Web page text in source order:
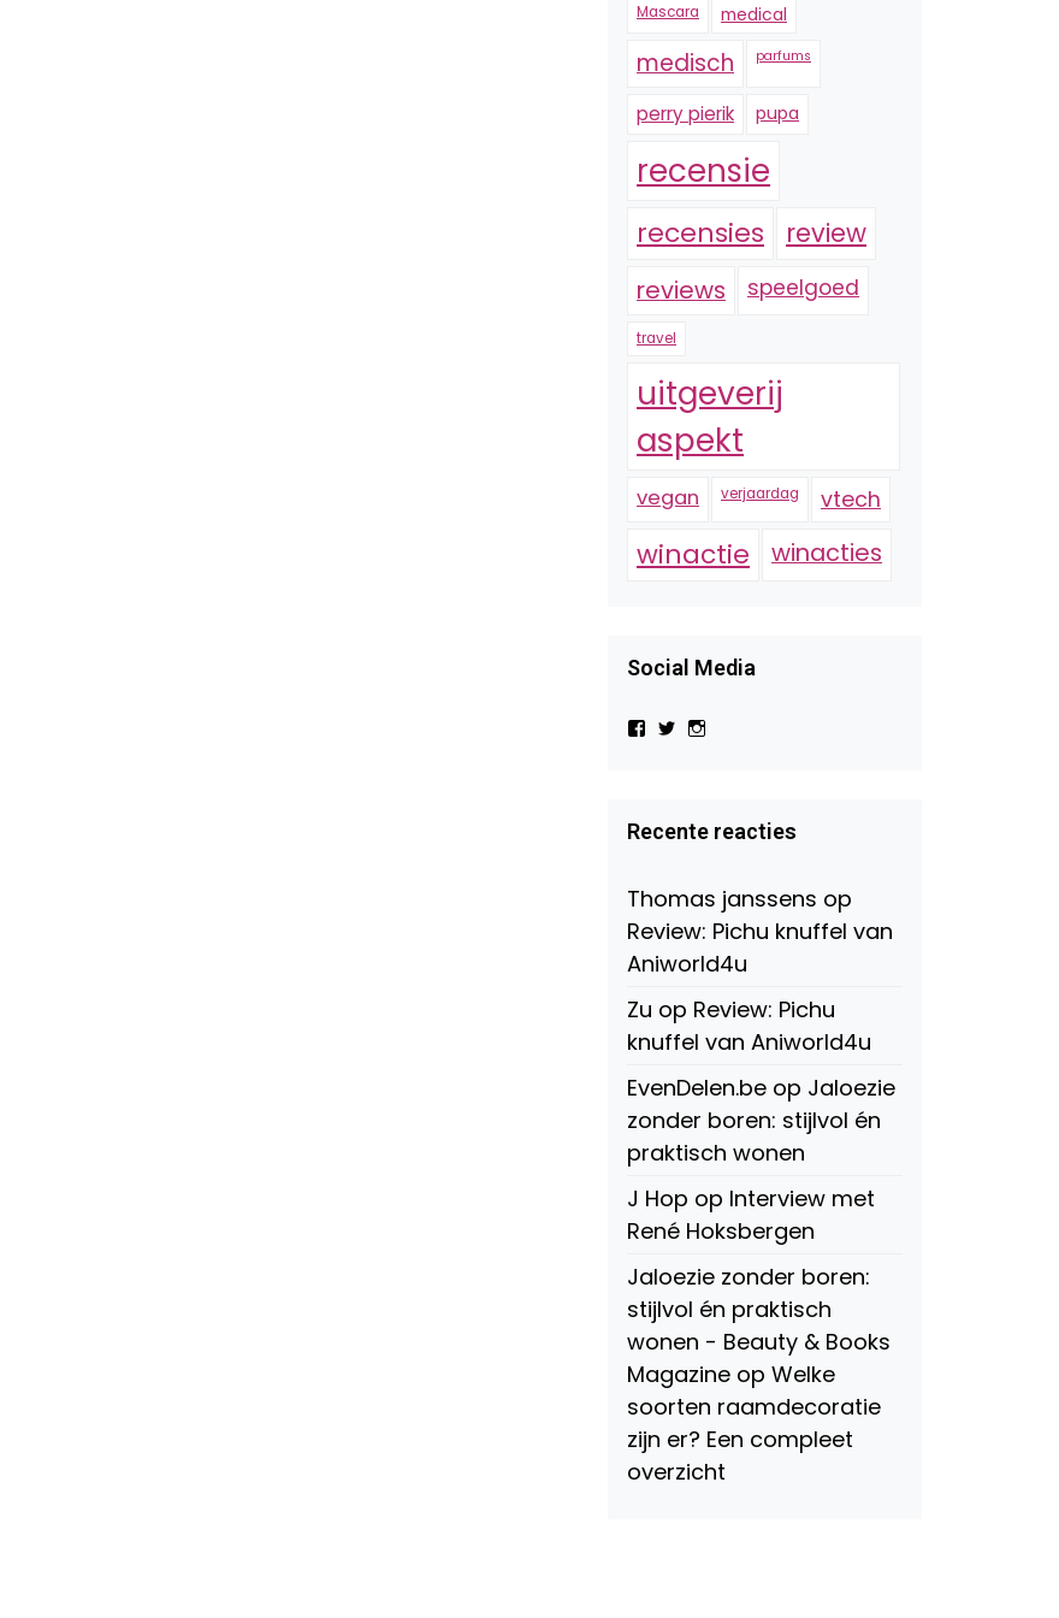
Mascara medical
medisch parfums
perry pierik pupa
recensie
recensies review
reviews speelgoed
travel
uitgeverij
aspekt
vegan verjaardag vtech
winactie winacties
Social Media
Bekijk
Beauty-
147775071915783/?
Facebook
Bekijk
op
Twitter
op
Instagram
Recente reacties
Thomas janssens op
Review: Pichu knuffel van
Aniworld4u
Zu op Review: Pichu
knuffel van Aniworld4u
EvenDelen.be op Jaloezie
zonder boren: stijlvol én
praktisch wonen
J Hop op Interview met
René Hoksbergen
Jaloezie zonder boren:
stijlvol én praktisch
wonen - Beauty & Books
Magazine op Welke
soorten raamdecoratie
zijn er? Een compleet
overzicht